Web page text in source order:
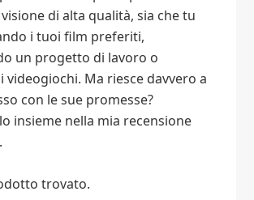
di alta qualità, sia che tu
i tuoi film preferiti,
un progetto di lavoro o
videogiochi. Ma riesce davvero a
con le sue promesse?
insieme nella mia recensione
trovato.